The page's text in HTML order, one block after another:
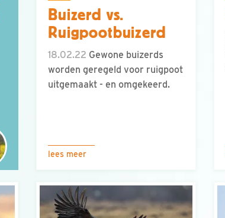
Buizerd vs.
Ruigpootbuizerd
18.02.22 Gewone buizerds
worden geregeld voor ruigpoot
uitgemaakt - en omgekeerd.
lees meer